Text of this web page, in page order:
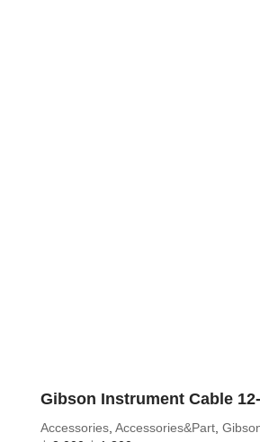
Gibson Instrument Cable
Accessories, Accessories&Part,